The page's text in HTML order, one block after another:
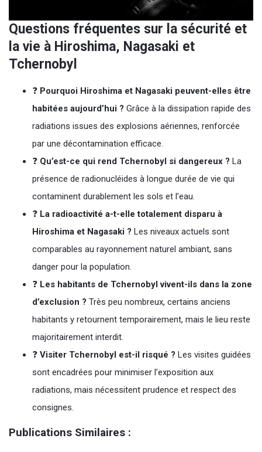
Questions fréquentes sur la sécurité et
la vie à Hiroshima, Nagasaki et
Tchernobyl
❓ Pourquoi Hiroshima et Nagasaki peuvent-elles être
habitées aujourd’hui ? Grâce à la dissipation rapide des
radiations issues des explosions aériennes, renforcée
par une décontamination efficace.
❓ Qu’est-ce qui rend Tchernobyl si dangereux ? La
présence de radionucléides à longue durée de vie qui
contaminent durablement les sols et l’eau.
❓ La radioactivité a-t-elle totalement disparu à
Hiroshima et Nagasaki ? Les niveaux actuels sont
comparables au rayonnement naturel ambiant, sans
danger pour la population.
❓ Les habitants de Tchernobyl vivent-ils dans la zone
d’exclusion ? Très peu nombreux, certains anciens
habitants y retournent temporairement, mais le lieu reste
majoritairement interdit.
❓ Visiter Tchernobyl est-il risqué ? Les visites guidées
sont encadrées pour minimiser l’exposition aux
radiations, mais nécessitent prudence et respect des
consignes.
Publications Similaires :